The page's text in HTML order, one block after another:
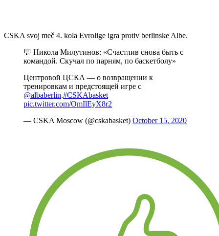
CSKA svoj meč 4. kola Evrolige igra protiv berlinske Albe.
💬 Никола Милутинов: «Счастлив снова быть с
командой. Скучал по парням, по баскетболу»
Центровой ЦСКА — о возвращении к
тренировкам и предстоящей игре с
@albaberlin.#CSKAbasket
pic.twitter.com/OmIlEyX8r2
— CSKA Moscow (@cskabasket) October 15, 2020